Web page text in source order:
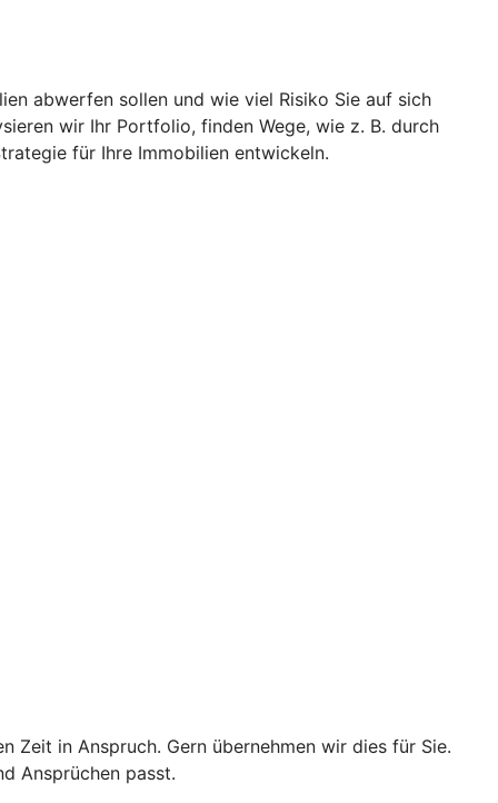
abwerfen sollen und wie viel Risiko Sie auf sich
wir Ihr Portfolio, finden Wege, wie z. B. durch
für Ihre Immobilien entwickeln.
Zeit in Anspruch. Gern übernehmen wir dies für Sie.
Ansprüchen passt.